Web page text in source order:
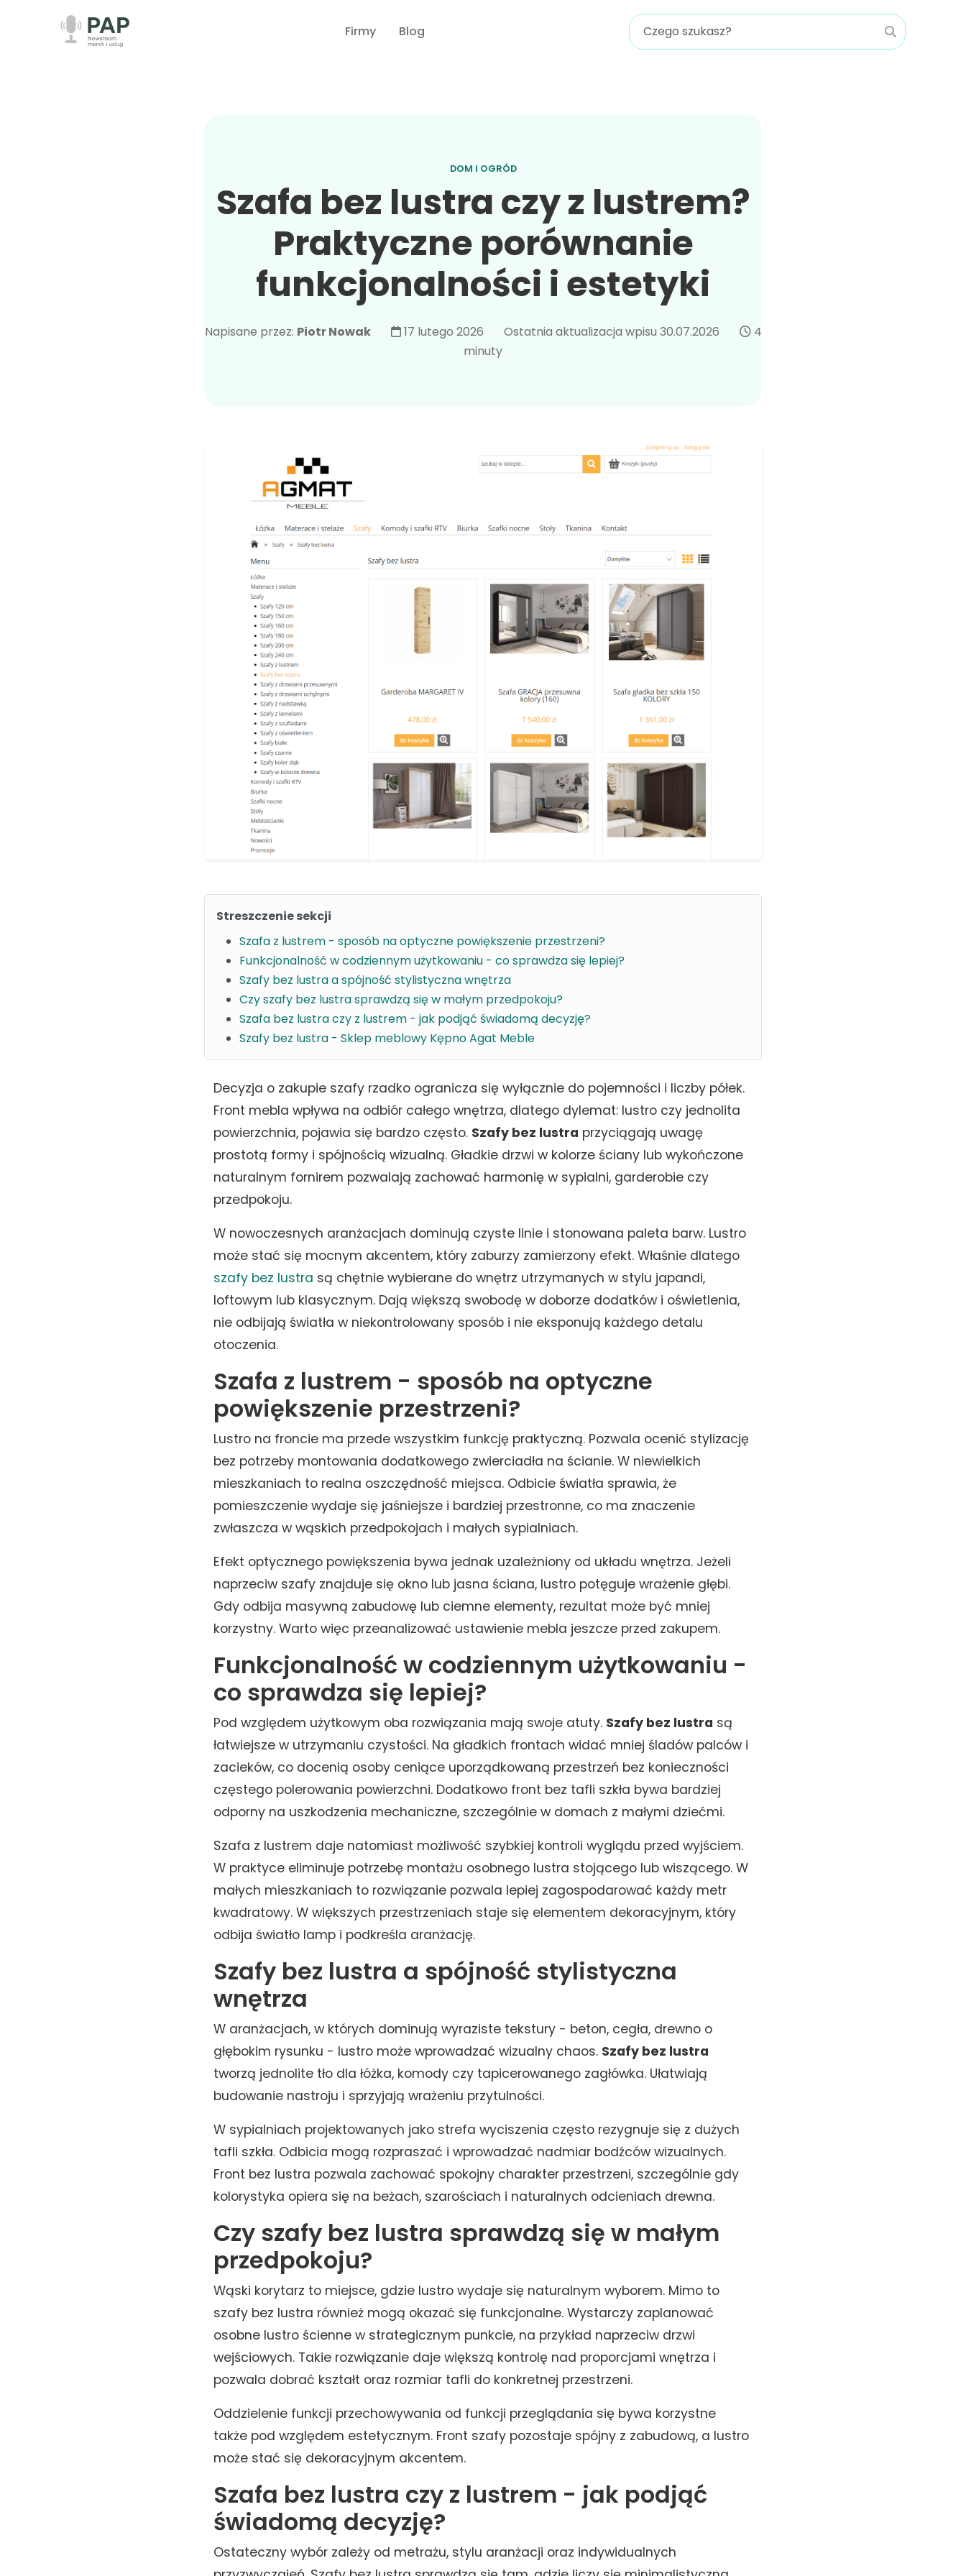
Firmy Blog
DOM I OGRÓD
Szafa bez lustra czy z lustrem?
Praktyczne porównanie
funkcjonalności i estetyki
Napisane przez: Piotr Nowak 17 lutego 2026 Ostatnia aktualizacja wpisu 30.07.2026
4
minuty
Streszczenie sekcji
Szafa z lustrem - sposób na optyczne powiększenie przestrzeni?
Funkcjonalność w codziennym użytkowaniu - co sprawdza się lepiej?
Szafy bez lustra a spójność stylistyczna wnętrza
Czy szafy bez lustra sprawdzą się w małym przedpokoju?
Szafa bez lustra czy z lustrem - jak podjąć świadomą decyzję?
Szafy bez lustra - Sklep meblowy Kępno Agat Meble
Decyzja o zakupie szafy rzadko ogranicza się wyłącznie do pojemności i liczby półek.
Front mebla wpływa na odbiór całego wnętrza, dlatego dylemat: lustro czy jednolita
powierzchnia, pojawia się bardzo często. Szafy bez lustra przyciągają uwagę
prostotą formy i spójnością wizualną. Gładkie drzwi w kolorze ściany lub wykończone
naturalnym fornirem pozwalają zachować harmonię w sypialni, garderobie czy
przedpokoju.
W nowoczesnych aranżacjach dominują czyste linie i stonowana paleta barw. Lustro
może stać się mocnym akcentem, który zaburzy zamierzony efekt. Właśnie dlatego
szafy bez lustra są chętnie wybierane do wnętrz utrzymanych w stylu japandi,
loftowym lub klasycznym. Dają większą swobodę w doborze dodatków i oświetlenia,
nie odbijają światła w niekontrolowany sposób i nie eksponują każdego detalu
otoczenia.
Szafa z lustrem - sposób na optyczne
powiększenie przestrzeni?
Lustro na froncie ma przede wszystkim funkcję praktyczną. Pozwala ocenić stylizację
bez potrzeby montowania dodatkowego zwierciadła na ścianie. W niewielkich
mieszkaniach to realna oszczędność miejsca. Odbicie światła sprawia, że
pomieszczenie wydaje się jaśniejsze i bardziej przestronne, co ma znaczenie
zwłaszcza w wąskich przedpokojach i małych sypialniach.
Efekt optycznego powiększenia bywa jednak uzależniony od układu wnętrza. Jeżeli
naprzeciw szafy znajduje się okno lub jasna ściana, lustro potęguje wrażenie głębi.
Gdy odbija masywną zabudowę lub ciemne elementy, rezultat może być mniej
korzystny. Warto więc przeanalizować ustawienie mebla jeszcze przed zakupem.
Funkcjonalność w codziennym użytkowaniu -
co sprawdza się lepiej?
Pod względem użytkowym oba rozwiązania mają swoje atuty. Szafy bez lustra są
łatwiejsze w utrzymaniu czystości. Na gładkich frontach widać mniej śladów palców i
zacieków, co docenią osoby ceniące uporządkowaną przestrzeń bez konieczności
częstego polerowania powierzchni. Dodatkowo front bez tafli szkła bywa bardziej
odporny na uszkodzenia mechaniczne, szczególnie w domach z małymi dziećmi.
Szafa z lustrem daje natomiast możliwość szybkiej kontroli wyglądu przed wyjściem.
W praktyce eliminuje potrzebę montażu osobnego lustra stojącego lub wiszącego. W
małych mieszkaniach to rozwiązanie pozwala lepiej zagospodarować każdy metr
kwadratowy. W większych przestrzeniach staje się elementem dekoracyjnym, który
odbija światło lamp i podkreśla aranżację.
Szafy bez lustra a spójność stylistyczna
wnętrza
W aranżacjach, w których dominują wyraziste tekstury - beton, cegła, drewno o
głębokim rysunku - lustro może wprowadzać wizualny chaos. Szafy bez lustra
tworzą jednolite tło dla łóżka, komody czy tapicerowanego zagłówka. Ułatwiają
budowanie nastroju i sprzyjają wrażeniu przytulności.
W sypialniach projektowanych jako strefa wyciszenia często rezygnuje się z dużych
tafli szkła. Odbicia mogą rozpraszać i wprowadzać nadmiar bodźców wizualnych.
Front bez lustra pozwala zachować spokojny charakter przestrzeni, szczególnie gdy
kolorystyka opiera się na beżach, szarościach i naturalnych odcieniach drewna.
Czy szafy bez lustra sprawdzą się w małym
przedpokoju?
Wąski korytarz to miejsce, gdzie lustro wydaje się naturalnym wyborem. Mimo to
szafy bez lustra również mogą okazać się funkcjonalne. Wystarczy zaplanować
osobne lustro ścienne w strategicznym punkcie, na przykład naprzeciw drzwi
wejściowych. Takie rozwiązanie daje większą kontrolę nad proporcjami wnętrza i
pozwala dobrać kształt oraz rozmiar tafli do konkretnej przestrzeni.
Oddzielenie funkcji przechowywania od funkcji przeglądania się bywa korzystne
także pod względem estetycznym. Front szafy pozostaje spójny z zabudową, a lustro
może stać się dekoracyjnym akcentem.
Szafa bez lustra czy z lustrem - jak podjąć
świadomą decyzję?
Ostateczny wybór zależy od metrażu, stylu aranżacji oraz indywidualnych